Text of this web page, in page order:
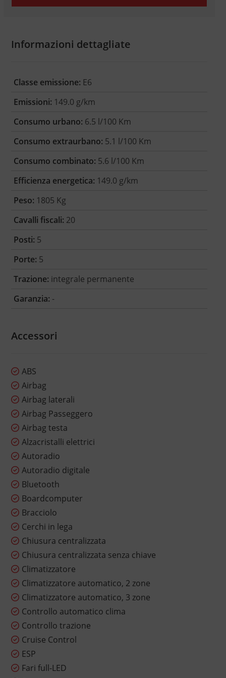
Informazioni dettagliate
Classe emissione: E6
Emissioni: 149.0 g/km
Consumo urbano: 6.5 l/100 Km
Consumo extraurbano: 5.1 l/100 Km
Consumo combinato: 5.6 l/100 Km
Efficienza energetica: 149.0 g/km
Peso: 1805 Kg
Cavalli fiscali: 20
Posti: 5
Porte: 5
Trazione: integrale permanente
Garanzia: -
Accessori
ABS
Airbag
Airbag laterali
Airbag Passeggero
Airbag testa
Alzacristalli elettrici
Autoradio
Autoradio digitale
Bluetooth
Boardcomputer
Bracciolo
Cerchi in lega
Chiusura centralizzata
Chiusura centralizzata senza chiave
Climatizzatore
Climatizzatore automatico, 2 zone
Climatizzatore automatico, 3 zone
Controllo automatico clima
Controllo trazione
Cruise Control
ESP
Fari full-LED